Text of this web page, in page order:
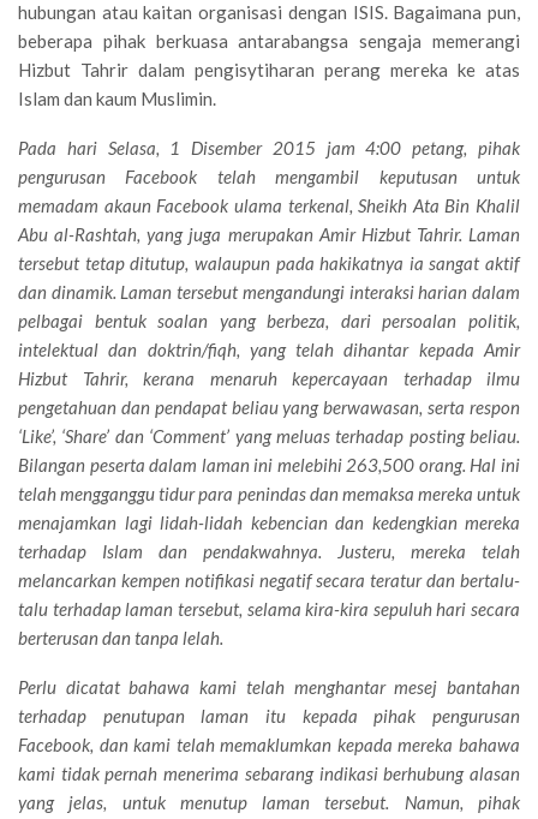
hubungan atau kaitan organisasi dengan ISIS. Bagaimana pun,
beberapa pihak berkuasa antarabangsa sengaja memerangi
Hizbut Tahrir dalam pengisytiharan perang mereka ke atas
Islam dan kaum Muslimin.
Pada hari Selasa, 1 Disember 2015 jam 4:00 petang, pihak
pengurusan Facebook telah mengambil keputusan untuk
memadam akaun Facebook ulama terkenal, Sheikh Ata Bin Khalil
Abu al-Rashtah, yang juga merupakan Amir Hizbut Tahrir. Laman
tersebut tetap ditutup, walaupun pada hakikatnya ia sangat aktif
dan dinamik. Laman tersebut mengandungi interaksi harian dalam
pelbagai bentuk soalan yang berbeza, dari persoalan politik,
intelektual dan doktrin/fiqh, yang telah dihantar kepada Amir
Hizbut Tahrir, kerana menaruh kepercayaan terhadap ilmu
pengetahuan dan pendapat beliau yang berwawasan, serta respon
‘Like’, ‘Share’ dan ‘Comment’ yang meluas terhadap posting beliau.
Bilangan peserta dalam laman ini melebihi 263,500 orang. Hal ini
telah mengganggu tidur para penindas dan memaksa mereka untuk
menajamkan lagi lidah-lidah kebencian dan kedengkian mereka
terhadap Islam dan pendakwahnya. Justeru, mereka telah
melancarkan kempen notifikasi negatif secara teratur dan bertalu-
talu terhadap laman tersebut, selama kira-kira sepuluh hari secara
berterusan dan tanpa lelah.
Perlu dicatat bahawa kami telah menghantar mesej bantahan
terhadap penutupan laman itu kepada pihak pengurusan
Facebook, dan kami telah memaklumkan kepada mereka bahawa
kami tidak pernah menerima sebarang indikasi berhubung alasan
yang jelas, untuk menutup laman tersebut. Namun, pihak